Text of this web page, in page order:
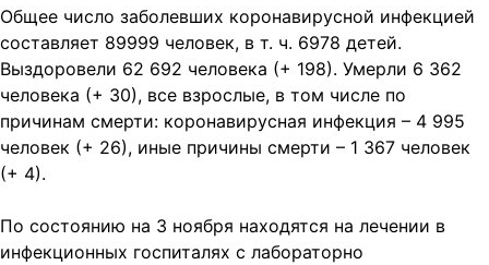
Общее число заболевших коронавирусной инфекцией
составляет 89999 человек, в т. ч. 6978 детей.
Выздоровели 62 692 человека (+ 198). Умерли 6 362
человека (+ 30), все взрослые, в том числе по
причинам смерти: коронавирусная инфекция – 4 995
человек (+ 26), иные причины смерти – 1 367 человек
(+ 4).
По состоянию на 3 ноября находятся на лечении в
инфекционных госпиталях с лабораторно